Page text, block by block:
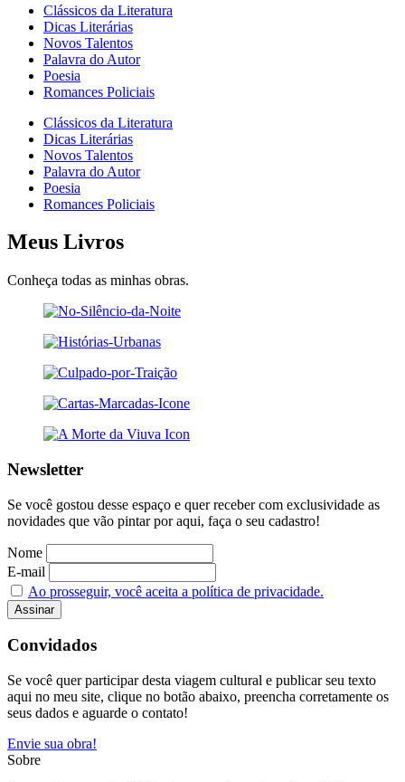
Clássicos da Literatura
Dicas Literárias
Novos Talentos
Palavra do Autor
Poesia
Romances Policiais
Clássicos da Literatura
Dicas Literárias
Novos Talentos
Palavra do Autor
Poesia
Romances Policiais
Meus Livros
Conheça todas as minhas obras.
Newsletter
Se você gostou desse espaço e quer receber com exclusividade as
novidades que vão pintar por aqui, faça o seu cadastro!
Nome
E-mail
Ao prosseguir, você aceita a política de privacidade.
Convidados
Se você quer participar desta viagem cultural e publicar seu texto
aqui no meu site, clique no botão abaixo, preencha corretamente os
seus dados e aguarde o contato!
Envie sua obra!
Sobre